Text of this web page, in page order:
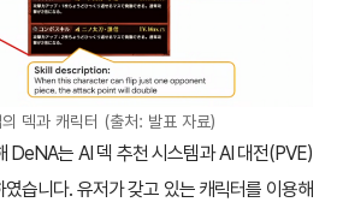
덱과 캐릭터 (출처: 발표 자료)
DeNA는 AI 덱 추천 시스템과 AI 대전(PVE)
습니다. 유저가 갖고 있는 캐릭터를 이용해